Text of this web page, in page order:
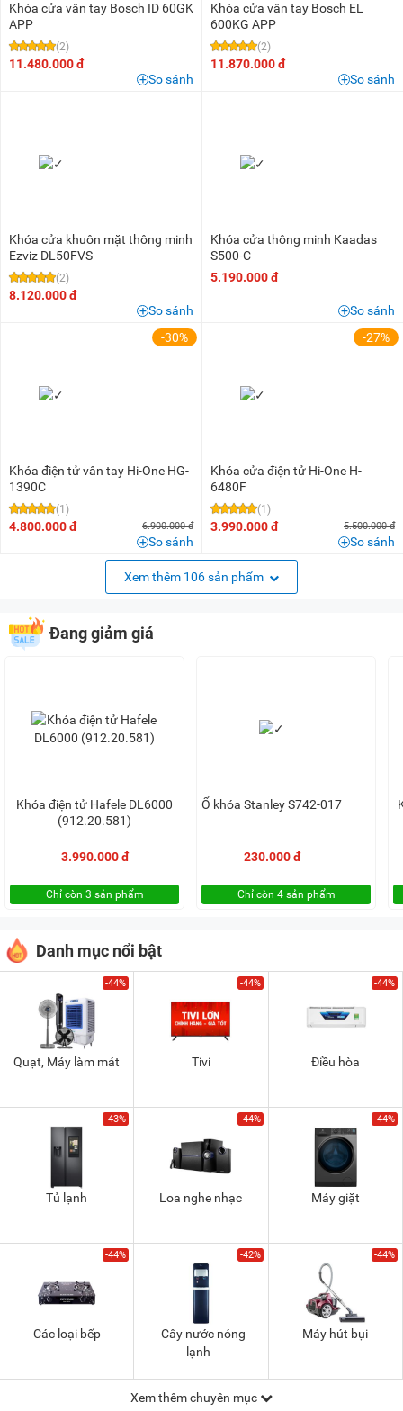
Khóa cửa vân tay Bosch ID 60GK
APP
(2)
11.480.000 đ
So sánh
Khóa cửa vân tay Bosch EL
600KG APP
(2)
11.870.000 đ
So sánh
Khóa cửa khuôn mặt thông minh
Ezviz DL50FVS
(2)
8.120.000 đ
So sánh
Khóa cửa thông minh Kaadas
S500-C
5.190.000 đ
So sánh
-30%
Khóa điện tử vân tay Hi-One HG-
1390C
(1)
4.800.000 đ 6.900.000 đ
So sánh
-27%
Khóa cửa điện tử Hi-One H-
6480F
(1)
3.990.000 đ 5.500.000 đ
So sánh
Xem thêm 106 sản phẩm
Đang giảm giá
Khóa điện tử Hafele DL6000
(912.20.581)
3.990.000 đ
Chỉ còn 3 sản phẩm
Ổ khóa Stanley S742-017
230.000 đ
Chỉ còn 4 sản phẩm
Danh mục nổi bật
-44%
Quạt, Máy làm mát
-44%
Tivi
-44%
Điều hòa
-43%
Tủ lạnh
-44%
Loa nghe nhạc
-44%
Máy giặt
-44%
Các loại bếp
-42%
Cây nước nóng
lạnh
-44%
Máy hút bụi
Xem thêm chuyên mục